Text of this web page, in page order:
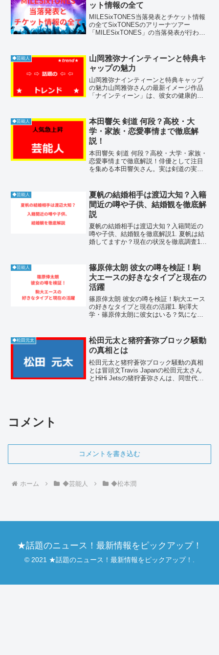
ット情報の全て
MILESixTONES当落発表とチケット情報
の全てSixTONESのアリーナツアー
「MILESixTONES」の当落発表が行わ
細から復活当選、一般販売、追加公演の
可...
◆芸能人
山岡雅弥ナインティーンと特典キ
ャップの魅力
山岡雅弥ナインティーンと特典キャップ
の魅力山岡雅弥さんの最新イメージ作品
「ナインティーン」は、彼女の健康的な
場し、ファンの間で話題となっていま
す。本記事では、「山岡雅弥...
◆芸能人
本田響矢 剣道 何段？高校・大
学・家族・恋愛事情まで徹底解
説！
本田響矢 剣道 何段？高校・大学・家族・
恋愛事情まで徹底解説！俳優として注目
を集める本田響矢さん。実は剣道の実力
人が多いのは、彼の意外な一面に興味を
持っているからで...
◆芸能人
夏帆の結婚相手は渡辺大知？入籍
間近の噂や子供、結婚観を徹底解
説
夏帆の結婚相手は渡辺大知？入籍間近の
噂や子供、結婚観を徹底解説1. 夏帆は結
婚してますか？現在の状況を徹底調査1-1.
す。2026年4月時点において、夏帆の所属
事務所...
◆芸能人
篠原倖太朗 彼女の噂を検証！駒
大エースの好きなタイプと現在の
活躍
篠原倖太朗 彼女の噂を検証！駒大エース
の好きなタイプと現在の活躍1. 駒澤大
学・篠原倖太朗に彼女はいる？気になる
する具体的な交際情報は、現在のところ
一切確認さ...
◆松田元太
松田元太と猪狩蒼弥ブロック騒動
の真相とは
松田元太と猪狩蒼弥ブロック騒動の真相
とは冒頭文Travis Japanの松田元太さん
とHiHi Jetsの猪狩蒼弥さんは、同世代の
コメント
コメントを書き込む
ホーム ◆芸能人 ◆松本潤
★話題のニュース！最新情報をピックアップ！
© 2021 ★話題のニュース！最新情報をピックアップ！.